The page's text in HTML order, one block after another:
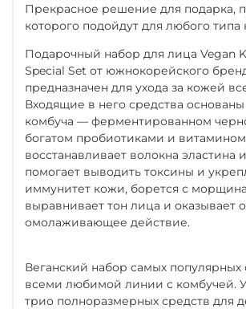
Прекрасное решение для подарка,
которого подойдут для любого типа
Подарочный набор для лица Vegan
Special Set от южнокорейского
предназначен для ухода за кожей
Входящие в него средства основаны
комбуча — ферментированном
богатом пробиотиками и
восстанавливает волокна эластина
помогает выводить токсины и
иммунитет кожи, борется с
выравнивает тон лица и оказывает
омолаживающее действие.
Веганский набор самых популярных
всеми любимой линии с комбучей.
трио полноразмерных средств для